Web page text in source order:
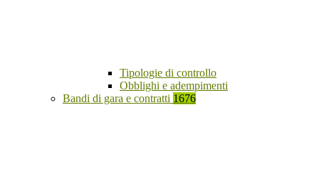
Tipologie di controllo
Obblighi e adempimenti
Bandi di gara e contratti 1676